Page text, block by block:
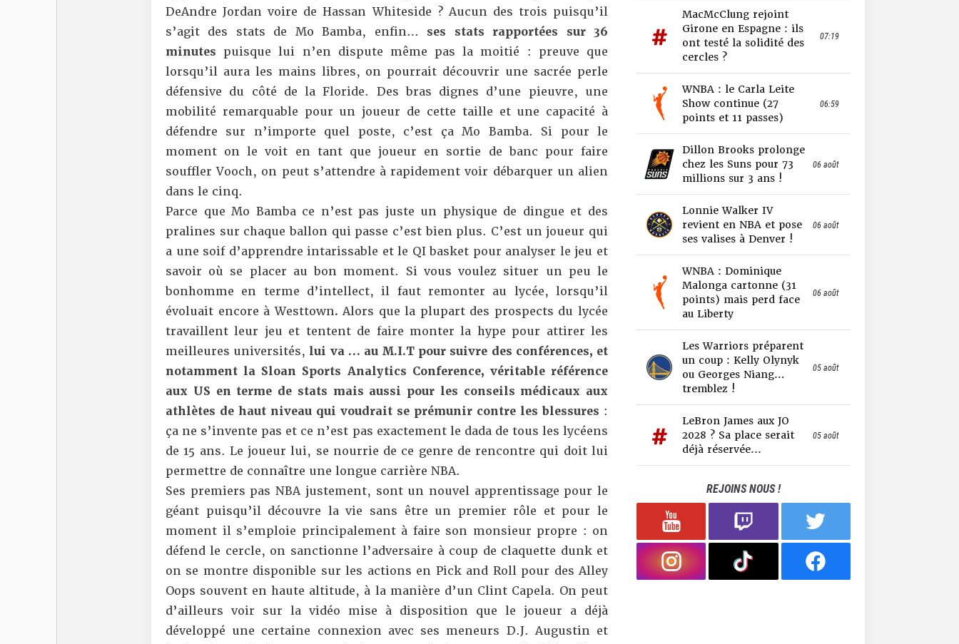
DeAndre Jordan voire de Hassan Whiteside ? Aucun des trois puisqu’il
s’agit des stats de Mo Bamba, enfin… ses stats rapportées sur 36
minutes puisque lui n’en dispute même pas la moitié : preuve que
lorsqu’il aura les mains libres, on pourrait découvrir une sacrée perle
défensive du côté de la Floride. Des bras dignes d’une pieuvre, une
mobilité remarquable pour un joueur de cette taille et une capacité à
défendre sur n’importe quel poste, c’est ça Mo Bamba. Si pour le
moment on le voit en tant que joueur en sortie de banc pour faire
souffler Vooch, on peut s’attendre à rapidement voir débarquer un alien
dans le cinq.
Parce que Mo Bamba ce n’est pas juste un physique de dingue et des
pralines sur chaque ballon qui passe c’est bien plus. C’est un joueur qui
a une soif d’apprendre intarissable et le QI basket pour analyser le jeu et
savoir où se placer au bon moment. Si vous voulez situer un peu le
bonhomme en terme d’intellect, il faut remonter au lycée, lorsqu’il
évoluait encore à Westtown.Alors que la plupart des prospects du lycée
travaillent leur jeu et tentent de faire monter la hype pour attirer les
meilleures universités, lui va … au M.I.T pour suivre des conférences, et
notamment la Sloan Sports Analytics Conference, véritable référence
aux US en terme de stats mais aussi pour les conseils médicaux aux
athlètes de haut niveau qui voudrait se prémunir contre les blessures :
ça ne s’invente pas et ce n’est pas exactement le dada de tous les lycéens
de 15 ans. Le joueur lui, se nourrie de ce genre de rencontre qui doit lui
permettre de connaître une longue carrière NBA.
Ses premiers pas NBA justement, sont un nouvel apprentissage pour le
géant puisqu’il découvre la vie sans être un premier rôle et pour le
moment il s’emploie principalement à faire son monsieur propre : on
défend le cercle, on sanctionne l’adversaire à coup de claquette dunk et
on se montre disponible sur les actions en Pick and Roll pour des Alley
Oops souvent en haute altitude, à la manière d’un Clint Capela. On peut
d’ailleurs voir sur la vidéo mise à disposition que le joueur a déjà
développé une certaine connexion avec ses meneurs D.J. Augustin et
MacMcClung rejoint
Girone en Espagne : ils
ont testé la solidité des
cercles ?
07:19
WNBA : le Carla Leite
Show continue (27
points et 11 passes)
06:59
Dillon Brooks prolonge
chez les Suns pour 73
millions sur 3 ans !
06 août
Lonnie Walker IV
revient en NBA et pose
ses valises à Denver !
06 août
WNBA : Dominique
Malonga cartonne (31
points) mais perd face
au Liberty
06 août
Les Warriors préparent
un coup : Kelly Olynyk
ou Georges Niang…
tremblez !
05 août
LeBron James aux JO
2028 ? Sa place serait
déjà réservée...
05 août
REJOINS NOUS !